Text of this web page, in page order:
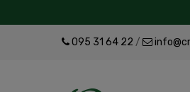
095 31 64 22 /